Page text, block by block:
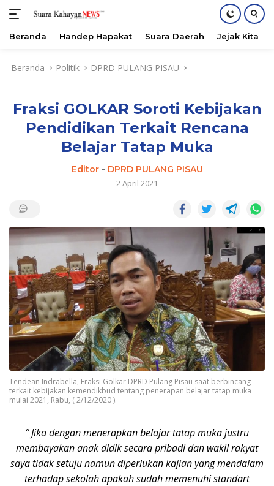
Beranda Handep Hapakat Suara Daerah Jejak Kita
Beranda Politik DPRD PULANG PISAU
Fraksi GOLKAR Soroti Kebijakan
Pendidikan Terkait Rencana
Belajar Tatap Muka
Editor- DPRD PULANG PISAU
2 April 2021
Tendean Indrabella, Fraksi Golkar DPRD Pulang Pisau saat berbincang
terkait kebijakan kemendikbud tentang penerapan belajar tatap muka
mulai 2021, Rabu, ( 2/12/2020 ).
“ Jika dengan menerapkan belajar tatap muka justru
membayakan anak didik secara pribadi dan wakil rakyat
saya tidak setuju namun diperlukan kajian yang mendalam
terhadap sekolah apakah sudah memenuhi standart